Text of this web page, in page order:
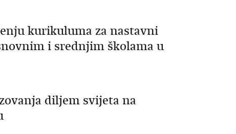
kurikuluma za nastavni
i srednjim školama u
diljem svijeta na